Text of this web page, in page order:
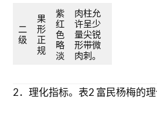
二
级
果
形
正
规
紫
红
色
略
淡
肉柱允
许呈少
量尖锐
形带微
肉刺。
2．理化指标。表2 富民杨梅的